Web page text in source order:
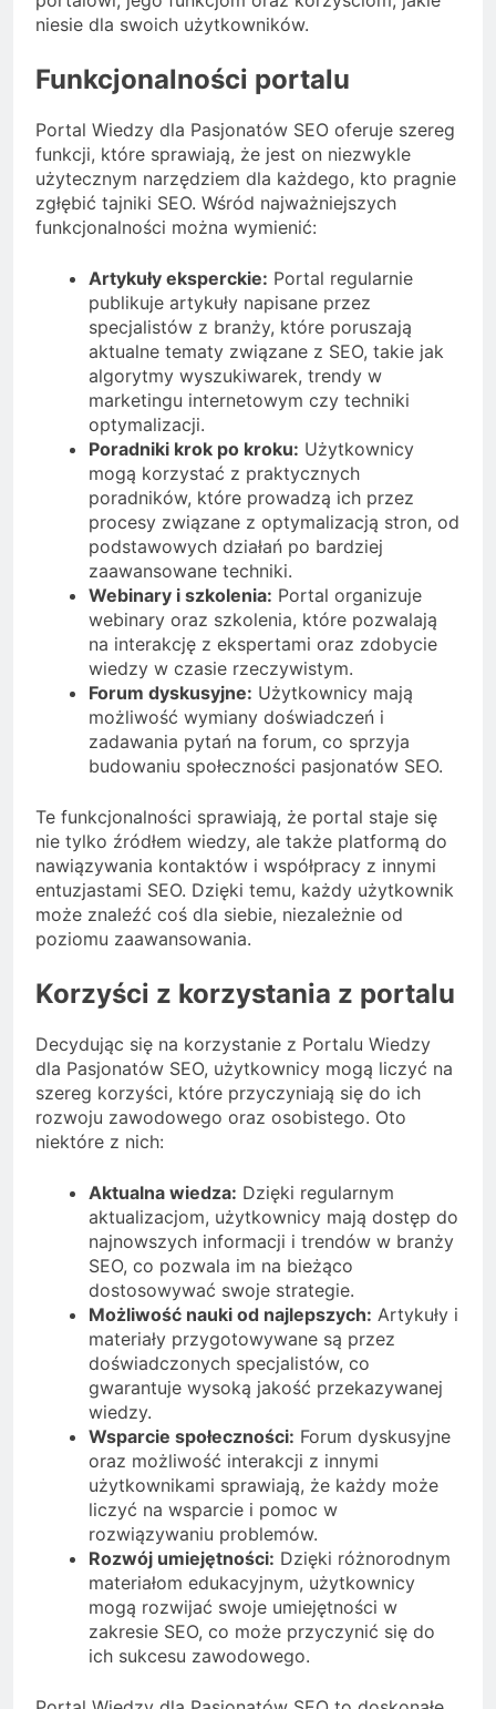
niesie dla swoich użytkowników.
Funkcjonalności portalu
Portal Wiedzy dla Pasjonatów SEO oferuje szereg
funkcji, które sprawiają, że jest on niezwykle
użytecznym narzędziem dla każdego, kto pragnie
zgłębić tajniki SEO. Wśród najważniejszych
funkcjonalności można wymienić:
Artykuły eksperckie: Portal regularnie
publikuje artykuły napisane przez
specjalistów z branży, które poruszają
aktualne tematy związane z SEO, takie jak
algorytmy wyszukiwarek, trendy w
marketingu internetowym czy techniki
optymalizacji.
Poradniki krok po kroku: Użytkownicy
mogą korzystać z praktycznych
poradników, które prowadzą ich przez
procesy związane z optymalizacją stron, od
podstawowych działań po bardziej
zaawansowane techniki.
Webinary i szkolenia: Portal organizuje
webinary oraz szkolenia, które pozwalają
na interakcję z ekspertami oraz zdobycie
wiedzy w czasie rzeczywistym.
Forum dyskusyjne: Użytkownicy mają
możliwość wymiany doświadczeń i
zadawania pytań na forum, co sprzyja
budowaniu społeczności pasjonatów SEO.
Te funkcjonalności sprawiają, że portal staje się
nie tylko źródłem wiedzy, ale także platformą do
nawiązywania kontaktów i współpracy z innymi
entuzjastami SEO. Dzięki temu, każdy użytkownik
może znaleźć coś dla siebie, niezależnie od
poziomu zaawansowania.
Korzyści z korzystania z portalu
Decydując się na korzystanie z Portalu Wiedzy
dla Pasjonatów SEO, użytkownicy mogą liczyć na
szereg korzyści, które przyczyniają się do ich
rozwoju zawodowego oraz osobistego. Oto
niektóre z nich:
Aktualna wiedza: Dzięki regularnym
aktualizacjom, użytkownicy mają dostęp do
najnowszych informacji i trendów w branży
SEO, co pozwala im na bieżąco
dostosowywać swoje strategie.
Możliwość nauki od najlepszych: Artykuły i
materiały przygotowywane są przez
doświadczonych specjalistów, co
gwarantuje wysoką jakość przekazywanej
wiedzy.
Wsparcie społeczności: Forum dyskusyjne
oraz możliwość interakcji z innymi
użytkownikami sprawiają, że każdy może
liczyć na wsparcie i pomoc w
rozwiązywaniu problemów.
Rozwój umiejętności: Dzięki różnorodnym
materiałom edukacyjnym, użytkownicy
mogą rozwijać swoje umiejętności w
zakresie SEO, co może przyczynić się do
ich sukcesu zawodowego.